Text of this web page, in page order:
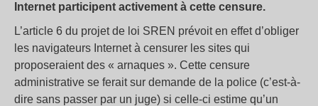
Internet participent activement à cette censure.
L’article 6 du projet de loi SREN prévoit en effet d’obliger
les navigateurs Internet à censurer les sites qui
proposeraient des « arnaques ». Cette censure
administrative se ferait sur demande de la police (c’est-à-
dire sans passer par un juge) si celle-ci estime qu’un